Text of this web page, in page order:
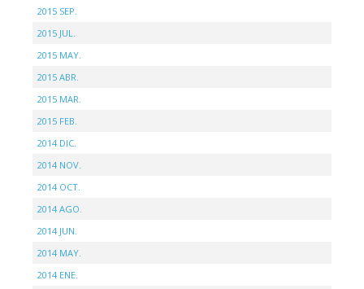
2015 SEP.
2015 JUL.
2015 MAY.
2015 ABR.
2015 MAR.
2015 FEB.
2014 DIC.
2014 NOV.
2014 OCT.
2014 AGO.
2014 JUN.
2014 MAY.
2014 ENE.